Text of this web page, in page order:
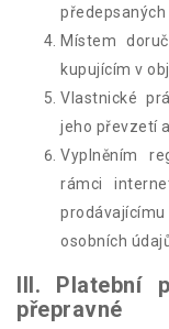
Místem
kupujícím v
Vlastnické
jeho převzetí
Vyplněním
rámci
osobních
III. Platební
přepravné